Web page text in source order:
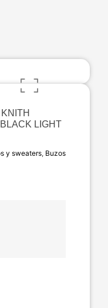
LIGHT
y sweaters, Buzos